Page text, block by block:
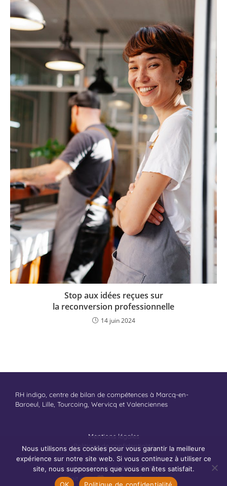
Stop aux idées reçues sur
la reconversion professionnelle
14 juin 2024
RH indigo, centre de bilan de compétences à Marcq-en-
Baroeul, Lille, Tourcoing, Wervicq et Valenciennes
Mentions légales
Politique de confidentialité
Copyright RH INDIGO 2025
Fait avec
parCitron frappé
Nous utilisons des cookies pour vous garantir la meilleure
expérience sur notre site web. Si vous continuez à utiliser ce
site, nous supposerons que vous en êtes satisfait.
OK
Politique de confidentialité